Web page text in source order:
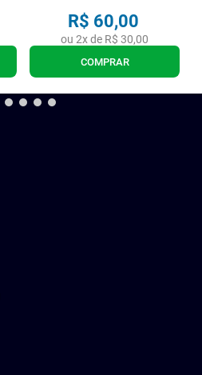
R$ 60,00
ou 2x de R$ 30,00
COMPRAR